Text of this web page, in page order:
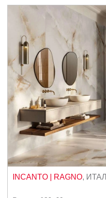
INCANTO | RAGNO,